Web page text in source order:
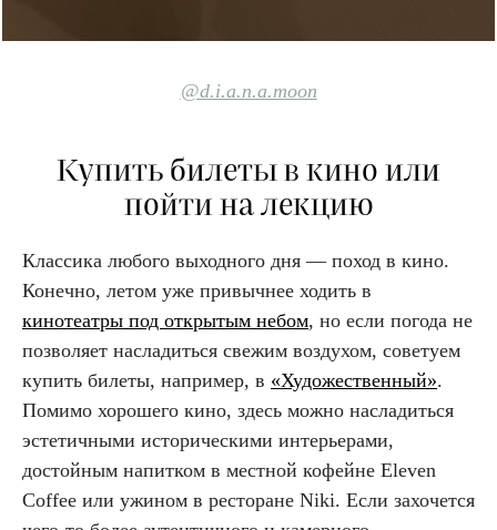
@d.i.a.n.a.moon
Купить билеты в кино или
пойти на лекцию
Классика любого выходного дня — поход в кино.
Конечно, летом уже привычнее ходить в
кинотеатры под открытым небом, но если погода не
позволяет насладиться свежим воздухом, советуем
купить билеты, например, в «Художественный».
Помимо хорошего кино, здесь можно насладиться
эстетичными историческими интерьерами,
достойным напитком в местной кофейне Eleven
Coffee или ужином в ресторане Niki. Если захочется